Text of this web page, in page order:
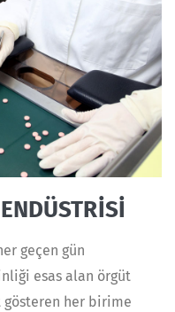
geçen gün
esas alan örgüt
gösteren her birime